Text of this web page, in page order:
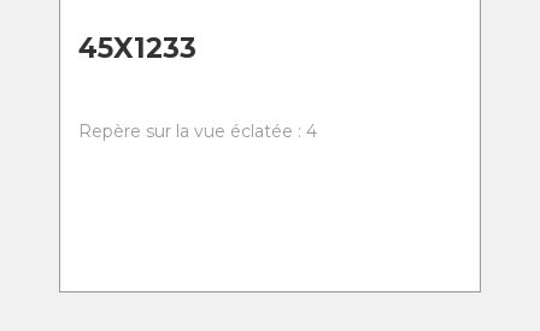
45X1233
Repère sur la vue éclatée : 4